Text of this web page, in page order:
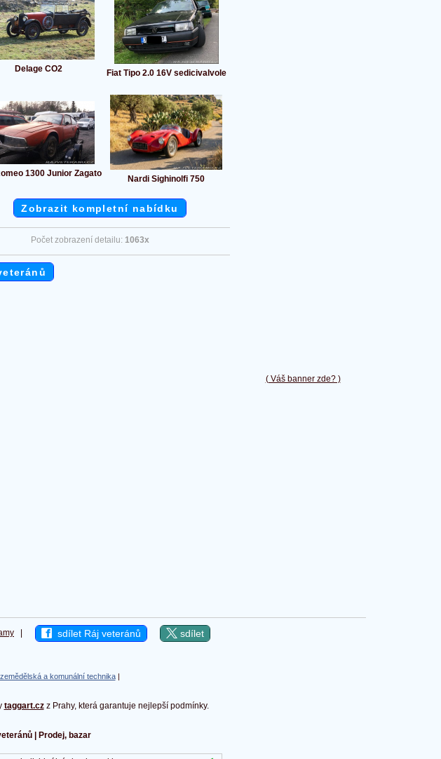
( Váš banner zde? )
Delage CO2 Fiat Tipo 2.0 16V sedicivalvole
1300 Junior Zagato
Nardi Sighinolfi 750
Zobrazit kompletní nabídku
Počet zobrazení detailu: 1063x
sdílet Ráj veteránů sdílet
zemědělská a komunální technika|
taggart.czz Prahy, která garantuje nejlepší podmínky.
| Prodej, bazar